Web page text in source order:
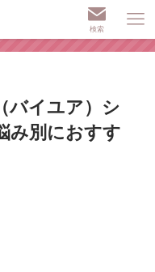
検索
バイユア）シ
み別におすす